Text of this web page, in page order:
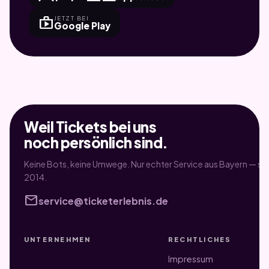
shop JETZT BEI
Google Play
Weil Tickets bei uns
noch persönlich sind.
Keine Bots, keine Umwege. Nur echter Service aus Bayern —
2014.
mailservice@ticketerlebnis.de
UNTERNEHMEN RECHTLICHES
Impressum